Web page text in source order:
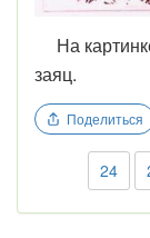
На
заяц.
Поделиться
24